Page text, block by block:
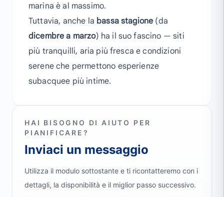
marina è al massimo.
Tuttavia, anche la bassa stagione (da
dicembre a marzo) ha il suo fascino — siti
più tranquilli, aria più fresca e condizioni
serene che permettono esperienze
subacquee più intime.
HAI BISOGNO DI AIUTO PER
PIANIFICARE?
Inviaci un messaggio
Utilizza il modulo sottostante e ti ricontatteremo con i
dettagli, la disponibilità e il miglior passo successivo.